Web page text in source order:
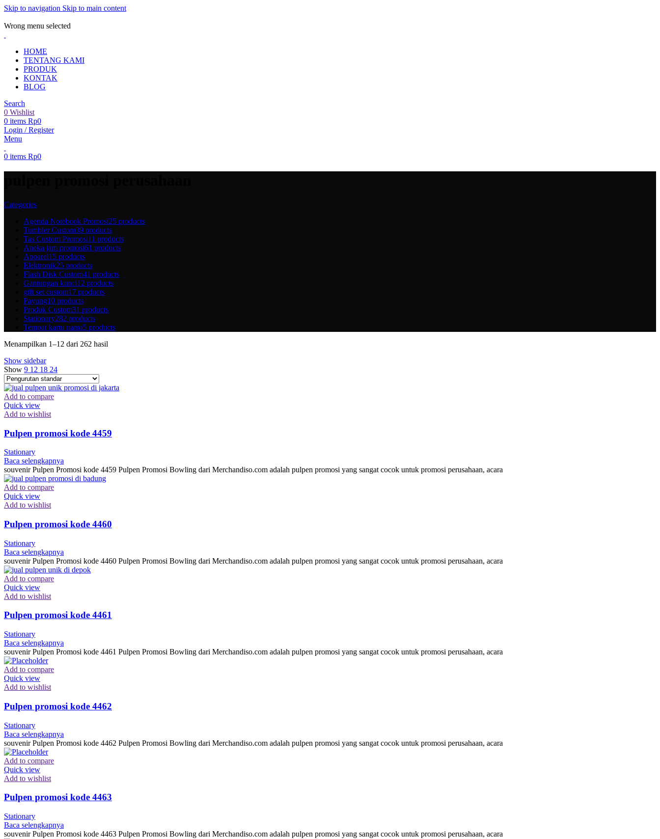
Skip to navigation Skip to main content
Wrong menu selected
HOME
TENTANG KAMI
PRODUK
KONTAK
BLOG
Search
0 Wishlist
0 items Rp0
Login / Register
Menu
0 items Rp0
Categories
Agenda Notebook Promosi25 products
Tumbler Custom39 products
Tas Custom Promosi11 products
Aneka jam promosi61 products
Apparel15 products
Elektronik25 products
Flash Disk Custom41 products
Gantungan kunci12 products
gift set custom17 products
Payung10 products
Produk Custom31 products
Stationary282 products
Tempat kartu nama5 products
Menampilkan 1–12 dari 262 hasil
Show sidebar
Show 9 12 18 24
Add to compare
Quick view
Add to wishlist
Pulpen promosi kode 4459
Stationary
Baca selengkapnya
souvenir Pulpen Promosi kode 4459 Pulpen Promosi Bowling dari Merchandiso.com adalah pulpen promosi yang sangat cocok untuk promosi perusahaan, acara
Add to compare
Quick view
Add to wishlist
Pulpen promosi kode 4460
Stationary
Baca selengkapnya
souvenir Pulpen Promosi kode 4460 Pulpen Promosi Bowling dari Merchandiso.com adalah pulpen promosi yang sangat cocok untuk promosi perusahaan, acara
Add to compare
Quick view
Add to wishlist
Pulpen promosi kode 4461
Stationary
Baca selengkapnya
souvenir Pulpen Promosi kode 4461 Pulpen Promosi Bowling dari Merchandiso.com adalah pulpen promosi yang sangat cocok untuk promosi perusahaan, acara
Add to compare
Quick view
Add to wishlist
Pulpen promosi kode 4462
Stationary
Baca selengkapnya
souvenir Pulpen Promosi kode 4462 Pulpen Promosi Bowling dari Merchandiso.com adalah pulpen promosi yang sangat cocok untuk promosi perusahaan, acara
Add to compare
Quick view
Add to wishlist
Pulpen promosi kode 4463
Stationary
Baca selengkapnya
souvenir Pulpen Promosi kode 4463 Pulpen Promosi Bowling dari Merchandiso.com adalah pulpen promosi yang sangat cocok untuk promosi perusahaan, acara